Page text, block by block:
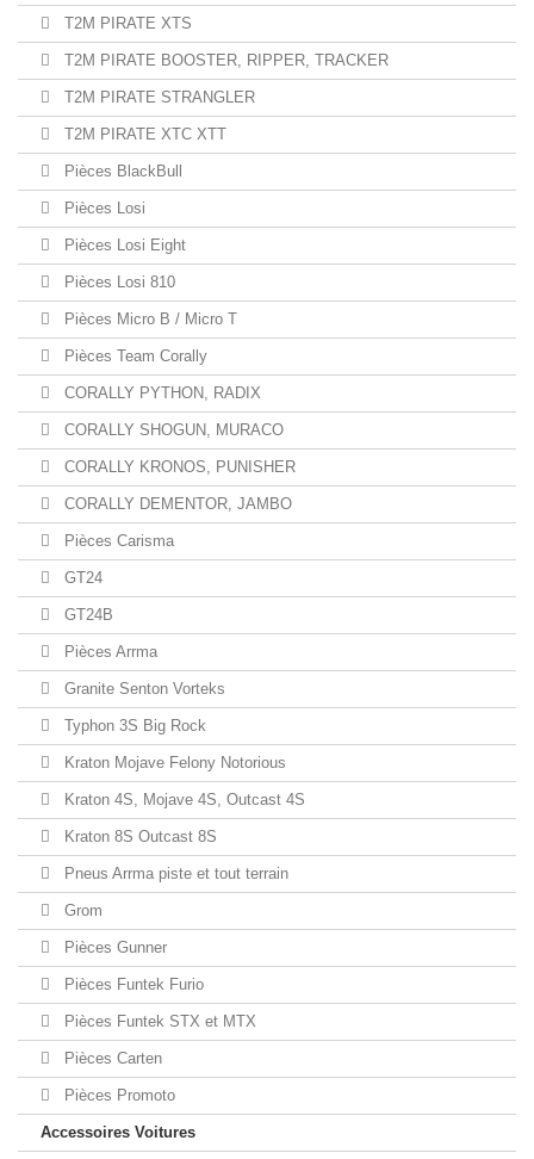
T2M PIRATE XTS
T2M PIRATE BOOSTER, RIPPER, TRACKER
T2M PIRATE STRANGLER
T2M PIRATE XTC XTT
Pièces BlackBull
Pièces Losi
Pièces Losi Eight
Pièces Losi 810
Pièces Micro B / Micro T
Pièces Team Corally
CORALLY PYTHON, RADIX
CORALLY SHOGUN, MURACO
CORALLY KRONOS, PUNISHER
CORALLY DEMENTOR, JAMBO
Pièces Carisma
GT24
GT24B
Pièces Arrma
Granite Senton Vorteks
Typhon 3S Big Rock
Kraton Mojave Felony Notorious
Kraton 4S, Mojave 4S, Outcast 4S
Kraton 8S Outcast 8S
Pneus Arrma piste et tout terrain
Grom
Pièces Gunner
Pièces Funtek Furio
Pièces Funtek STX et MTX
Pièces Carten
Pièces Promoto
Accessoires Voitures